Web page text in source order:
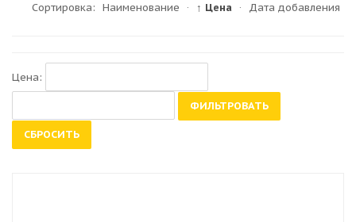
Сортировка: Наименование · ↑ Цена · Дата добавления
Цена:
ФИЛЬТРОВАТЬ
СБРОСИТЬ